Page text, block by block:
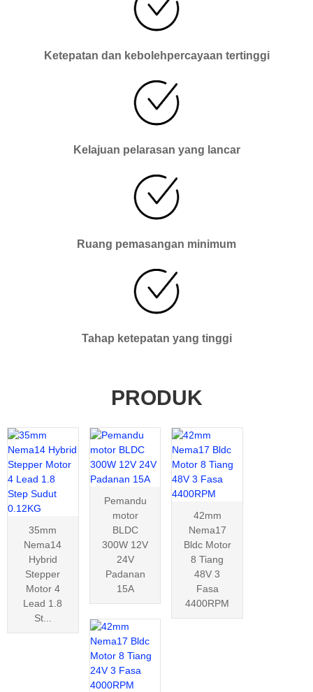
Ketepatan dan kebolehpercayaan tertinggi
Kelajuan pelarasan yang lancar
Ruang pemasangan minimum
Tahap ketepatan yang tinggi
PRODUK
35mm
Nema14
Hybrid
Stepper
Motor 4
Lead 1.8
St...
Pemandu
motor
BLDC
300W 12V
24V
Padanan
15A
42mm
Nema17
Bldc Motor
8 Tiang
48V 3
Fasa
4400RPM